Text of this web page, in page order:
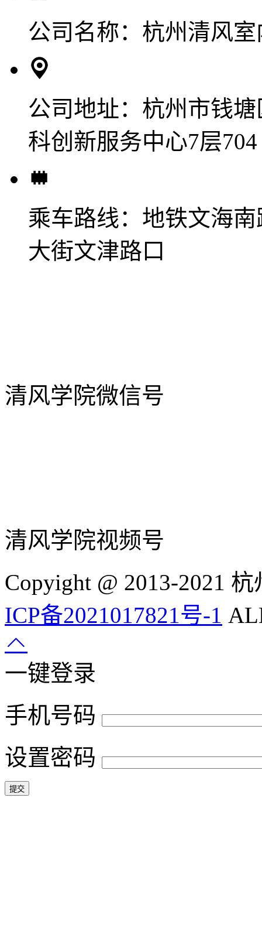
公司名称： 杭州清风
公司地址： 杭州市钱
科创新服务中心7层704
乘车路线： 地铁文海
大街文津路口
清风学院微信号
清风学院视频号
Copyight @ 2013-2021
ICP备2021017821号-1
一键登录
手机号码
设置密码